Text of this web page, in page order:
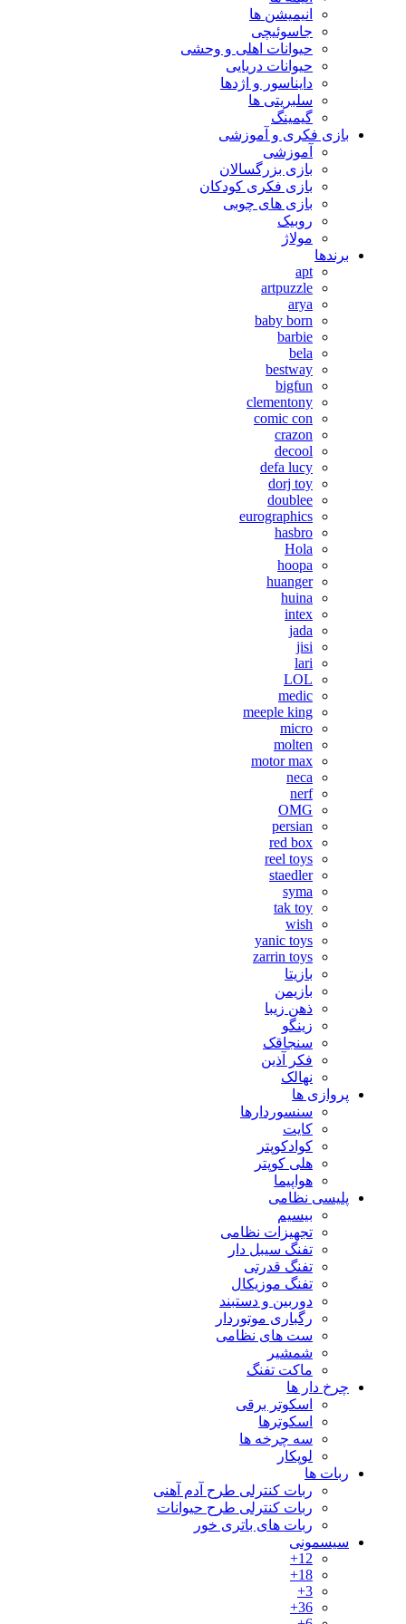
انیمیشن ها
جاسوئیچی
حیوانات اهلی و وحشی
حیوانات دریایی
دایناسور و اژدها
سلبریتی ها
گیمینگ
بازی فکری و آموزشی
آموزشی
بازی بزرگسالان
بازی فکری کودکان
بازی های چوبی
روبیک
مولاژ
برندها
artpuzzle
arya
baby born
barbie
bela
bestway
bigfun
clementony
comic con
crazon
decool
defa lucy
dorj toy
doublee
eurographics
hasbro
Hola
hoopa
huanger
huina
intex
jada
LOL
medic
meeple king
micro
molten
motor max
neca
nerf
OMG
persian
red box
reel toys
staedler
syma
tak toy
wish
yanic toys
zarrin toys
بازیتا
بازیمن
ذهن زیبا
زینگو
سنجاقک
فکر آذین
نهالک
پروازی ها
سنسوردارها
کایت
کوادکوپتر
هلی کوپتر
هواپیما
پلیسی نظامی
بیسیم
تجهیزات نظامی
تفنگ سیبل دار
تفنگ قدرتی
تفنگ موزیکال
دوربین و دستبند
رگباری موتوردار
ست های نظامی
شمشیر
ماکت تفنگ
چرخ دار ها
اسکوتر برقی
اسکوترها
سه چرخه ها
لوپکار
ربات ها
ربات کنترلی طرح آدم آهنی
ربات کنترلی طرح حیوانات
ربات های باتری خور
سیسمونی